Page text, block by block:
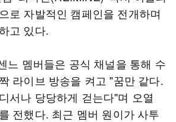
로 자발적인 캠페인을 전개하며
고 있다.
느 멤버들은 공식 채널을 통해 수
라이브 방송을 켜고 "꿈만 같다.
서나 당당하게 걷는다"며 오열
전했다. 최근 멤버 원이가 사투